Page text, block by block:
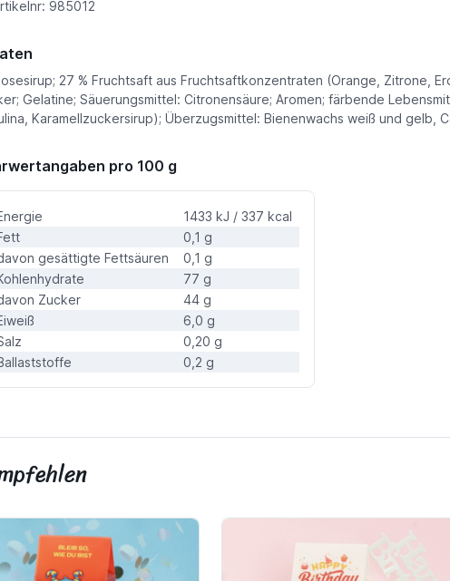
985012
27 % Fruchtsaft aus Fruchtsaftkonzentraten (Orange, Zitrone,
Gelatine; Säuerungsmittel: Citronensäure; Aromen; färbende
Karamellzuckersirup); Überzugsmittel: Bienenwachs weiß und gelb,
pro 100 g
1433 kJ / 337 kcal
0,1 g
gesättigte Fettsäuren
0,1 g
77 g
Zucker
44 g
6,0 g
0,20 g
0,2 g